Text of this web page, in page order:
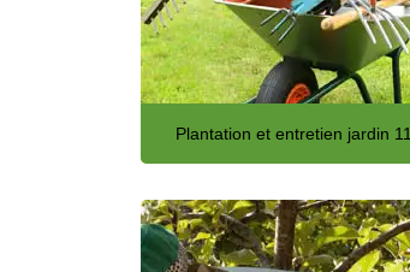
Plantation et entretien jardin 11